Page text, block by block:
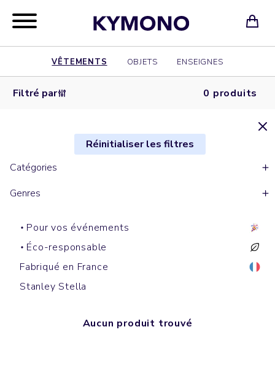
VÊTEMENTS OBJETS ENSEIGNES
Filtré par 0 produits
Réinitialiser les filtres
Catégories
Genres
Pour vos événements
Éco-responsable
Fabriqué en France
Stanley Stella
Aucun produit trouvé